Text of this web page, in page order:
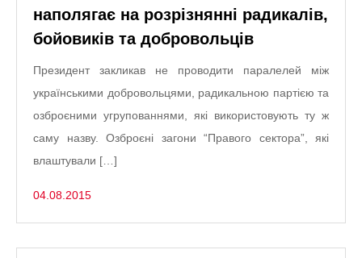
наполягає на розрізнянні радикалів,
бойовиків та добровольців
Президент закликав не проводити паралелей між
українськими добровольцями, радикальною партією та
озброєними угрупованнями, які використовують ту ж
саму назву. Озброєні загони “Правого сектора”, які
влаштували […]
04.08.2015